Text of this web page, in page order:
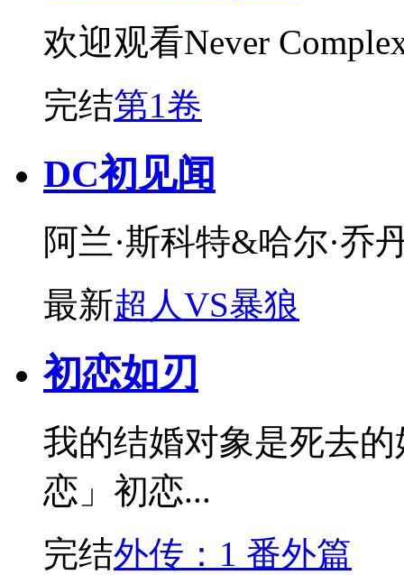
欢迎观看Never
完结第1卷
DC初见闻
阿兰·斯科特&哈尔·乔
最新超人VS暴狼
初恋如刃
我的结婚对象是死去
恋」初恋...
完结外传：1 番外篇